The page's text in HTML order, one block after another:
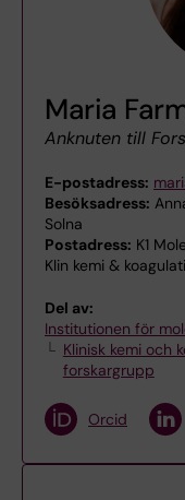
Maria
Anknuten till
E-postadress:
Besöksadress:
Solna
Postadress: K1
Klin kemi &
Del av:
Institutionen för
Klinisk kemi och
forskargrupp
Orcid